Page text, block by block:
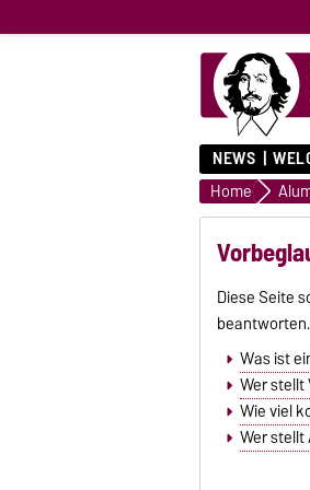
NEWS
Home
Diese Seite
Was ist
Wer stellt
Wie viel
Wer